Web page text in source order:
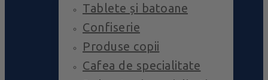
Tablete și batoane
Confiserie
Produse copii
Cafea de specialitate